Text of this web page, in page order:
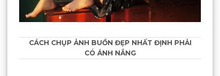
CÁCH CHỤP ẢNH BUỒN ĐẸP NHẤT ĐỊNH PHẢI
CÓ ÁNH NẮNG